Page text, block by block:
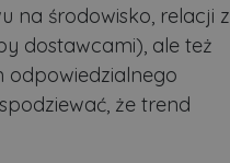
na środowisko, relacji z
dostawcami), ale też
odpowiedzialnego
że trend